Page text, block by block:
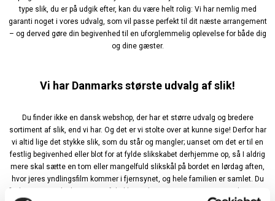
type slik, du er på udgik efter, kan du være helt rolig: Vi har nemlig med
garanti noget i vores udvalg, som vil passe perfekt til dit næste arrangement
– og derved gøre din begivenhed til en uforglemmelig oplevelse for både dig
og dine gæster.
Vi har Danmarks største udvalg af slik!
Du finder ikke en dansk webshop, der har et større udvalg og bredere
sortiment af slik, end vi har. Og det er vi stolte over at kunne sige! Derfor har
vi altid lige det stykke slik, som du står og mangler; uanset om det er til en
festlig begivenhed eller blot for at fylde slikskabet derhjemme op, så I aldrig
mere skal sætte en tom eller mangelfuld slikskål på bordet en lørdag aften,
hvor jeres yndlingsfilm kommer i fjernsynet, og hele familien er samlet. Du
finder i vores udvalg mange af de klassiske varianter, poser og mærker, som